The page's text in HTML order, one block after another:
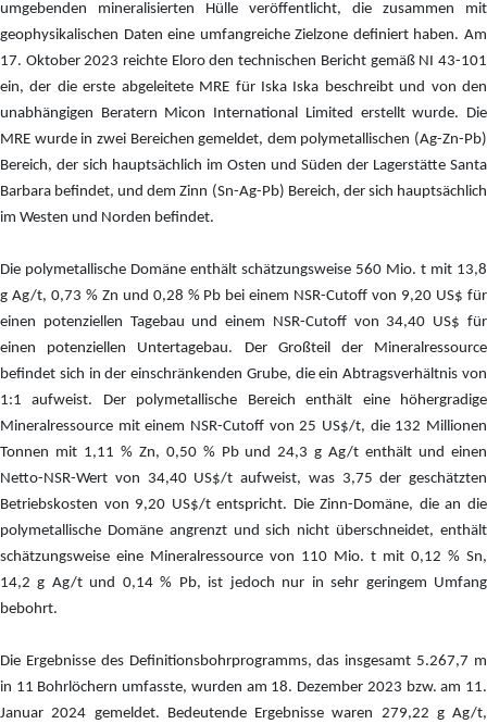
umgebenden mineralisierten Hülle veröffentlicht, die zusammen mit
geophysikalischen Daten eine umfangreiche Zielzone definiert haben. Am
17. Oktober 2023 reichte Eloro den technischen Bericht gemäß NI 43-101
ein, der die erste abgeleitete MRE für Iska Iska beschreibt und von den
unabhängigen Beratern Micon International Limited erstellt wurde. Die
MRE wurde in zwei Bereichen gemeldet, dem polymetallischen (Ag-Zn-Pb)
Bereich, der sich hauptsächlich im Osten und Süden der Lagerstätte Santa
Barbara befindet, und dem Zinn (Sn-Ag-Pb) Bereich, der sich hauptsächlich
im Westen und Norden befindet.
Die polymetallische Domäne enthält schätzungsweise 560 Mio. t mit 13,8
g Ag/t, 0,73 % Zn und 0,28 % Pb bei einem NSR-Cutoff von 9,20 US$ für
einen potenziellen Tagebau und einem NSR-Cutoff von 34,40 US$ für
einen potenziellen Untertagebau. Der Großteil der Mineralressource
befindet sich in der einschränkenden Grube, die ein Abtragsverhältnis von
1:1 aufweist. Der polymetallische Bereich enthält eine höhergradige
Mineralressource mit einem NSR-Cutoff von 25 US$/t, die 132 Millionen
Tonnen mit 1,11 % Zn, 0,50 % Pb und 24,3 g Ag/t enthält und einen
Netto-NSR-Wert von 34,40 US$/t aufweist, was 3,75 der geschätzten
Betriebskosten von 9,20 US$/t entspricht. Die Zinn-Domäne, die an die
polymetallische Domäne angrenzt und sich nicht überschneidet, enthält
schätzungsweise eine Mineralressource von 110 Mio. t mit 0,12 % Sn,
14,2 g Ag/t und 0,14 % Pb, ist jedoch nur in sehr geringem Umfang
bebohrt.
Die Ergebnisse des Definitionsbohrprogramms, das insgesamt 5.267,7 m
in 11 Bohrlöchern umfasste, wurden am 18. Dezember 2023 bzw. am 11.
Januar 2024 gemeldet. Bedeutende Ergebnisse waren 279,22 g Ag/t,